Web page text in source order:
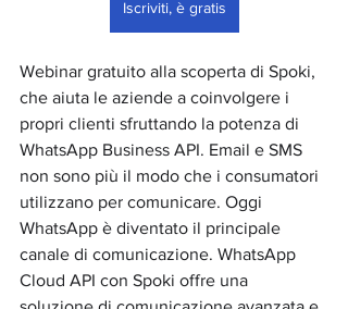
Iscriviti, è gratis
Webinar gratuito alla scoperta di Spoki,
che aiuta le aziende a coinvolgere i
propri clienti sfruttando la potenza di
WhatsApp Business API. Email e SMS
non sono più il modo che i consumatori
utilizzano per comunicare. Oggi
WhatsApp è diventato il principale
canale di comunicazione. WhatsApp
Cloud API con Spoki offre una